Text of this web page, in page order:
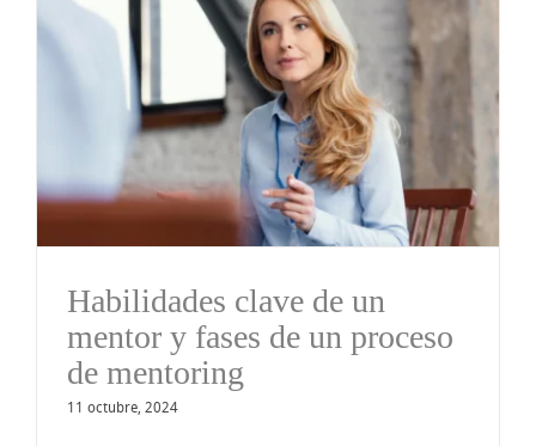
Habilidades clave de un
mentor y fases de un proceso
de mentoring
11 octubre, 2024